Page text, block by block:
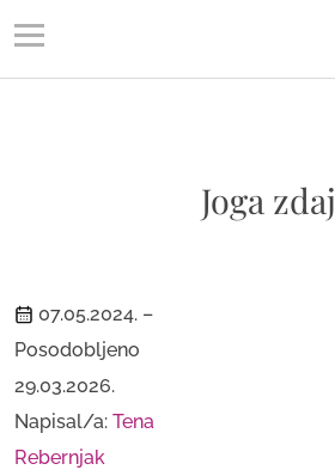
Joga zdaj
07.05.2024. –
Posodobljeno
29.03.2026.
Napisal/a: Tena
Rebernjak